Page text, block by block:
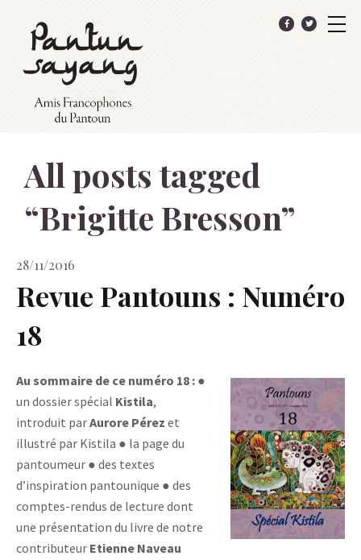
All posts tagged
“Brigitte Bresson”
28/11/2016
Revue Pantouns : Numéro
18
Au sommaire de ce numéro 18 : ●
un dossier spécial Kistila,
introduit parAurore Pérez et
illustré par Kistila ● la page du
pantoumeur ● des textes
d’inspiration pantounique ● des
comptes-rendus de lecture dont
une présentation du livre de notre
contributeur Etienne Naveau